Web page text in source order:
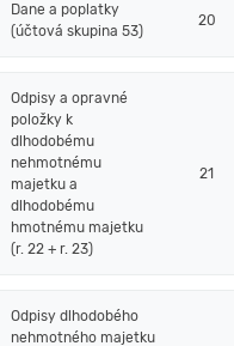
Dane a poplatky
(účtová skupina 53)
20
Odpisy a opravné
položky k
dlhodobému
nehmotnému
majetku a
dlhodobému
hmotnému majetku
(r. 22 + r. 23)
21
Odpisy dlhodobého
nehmotného majetku